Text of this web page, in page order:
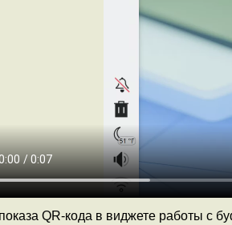
QR-кода в виджете работы с